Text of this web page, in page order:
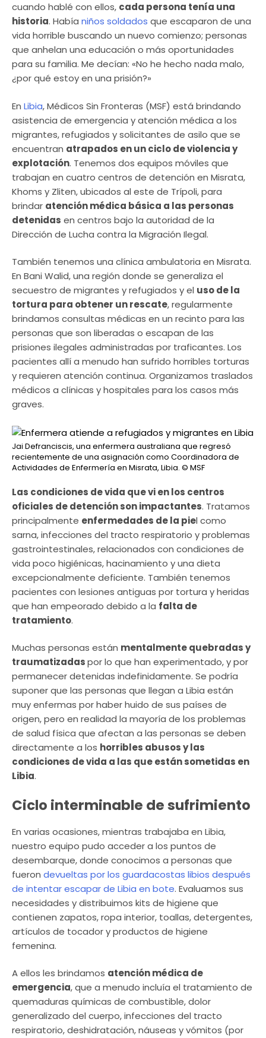
cuando hablé con ellos, cada persona tenía una
historia. Había niños soldados que escaparon de una
vida horrible buscando un nuevo comienzo; personas
que anhelan una educación o más oportunidades
para su familia. Me decían: «No he hecho nada malo,
¿por qué estoy en una prisión?»
En Libia, Médicos Sin Fronteras (MSF) está brindando
asistencia de emergencia y atención médica a los
migrantes, refugiados y solicitantes de asilo que se
encuentran atrapados en un ciclo de violencia y
explotación. Tenemos dos equipos móviles que
trabajan en cuatro centros de detención en Misrata,
Khoms y Zliten, ubicados al este de Trípoli, para
brindar atención médica básica a las personas
detenidas en centros bajo la autoridad de la
Dirección de Lucha contra la Migración Ilegal.
También tenemos una clínica ambulatoria en Misrata.
En Bani Walid, una región donde se generaliza el
secuestro de migrantes y refugiados y el uso de la
tortura para obtener un rescate, regularmente
brindamos consultas médicas en un recinto para las
personas que son liberadas o escapan de las
prisiones ilegales administradas por traficantes. Los
pacientes allí a menudo han sufrido horribles torturas
y requieren atención continua. Organizamos traslados
médicos a clínicas y hospitales para los casos más
graves.
Jai Defranciscis, una enfermera australiana que regresó
recientemente de una asignación como Coordinadora de
Actividades de Enfermería en Misrata, Libia. © MSF
Las condiciones de vida que vi en los centros
oficiales de detención son impactantes. Tratamos
principalmente enfermedades de la piel como
sarna, infecciones del tracto respiratorio y problemas
gastrointestinales, relacionados con condiciones de
vida poco higiénicas, hacinamiento y una dieta
excepcionalmente deficiente. También tenemos
pacientes con lesiones antiguas por tortura y heridas
que han empeorado debido a la falta de
tratamiento.
Muchas personas están mentalmente quebradas y
traumatizadaspor lo que han experimentado, y por
permanecer detenidas indefinidamente. Se podría
suponer que las personas que llegan a Libia están
muy enfermas por haber huido de sus países de
origen, pero en realidad la mayoría de los problemas
de salud física que afectan a las personas se deben
directamente a los horribles abusos y las
condiciones de vida a las que están sometidas en
Libia.
Ciclo interminable de sufrimiento
En varias ocasiones, mientras trabajaba en Libia,
nuestro equipo pudo acceder a los puntos de
desembarque, donde conocimos a personas que
fueron devueltas por los guardacostas libios después
de intentar escapar de Libia en bote. Evaluamos sus
necesidades y distribuimos kits de higiene que
contienen zapatos, ropa interior, toallas, detergentes,
artículos de tocador y productos de higiene
femenina.
A ellos les brindamos atención médica de
emergencia, que a menudo incluía el tratamiento de
quemaduras químicas de combustible, dolor
generalizado del cuerpo, infecciones del tracto
respiratorio, deshidratación, náuseas y vómitos (por